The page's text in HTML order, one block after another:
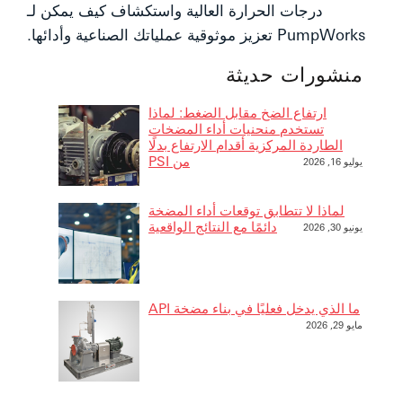
درجات الحرارة العالية واستكشاف كيف يمكن لـ
PumpWorks تعزيز موثوقية عملياتك الصناعية وأدائها.
منشورات حديثة
ارتفاع الضخ مقابل الضغط: لماذا
تستخدم منحنيات أداء المضخات
الطاردة المركزية أقدام الارتفاع بدلًا
من PSI
يوليو 16, 2026
لماذا لا تتطابق توقعات أداء المضخة
دائمًا مع النتائج الواقعية
يونيو 30, 2026
ما الذي يدخل فعليًا في بناء مضخة API
مايو 29, 2026